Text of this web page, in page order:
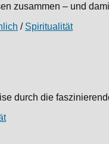
zusammen – und
/ Spiritualität
durch die